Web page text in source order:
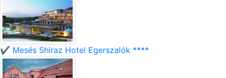
✔️ Mesés Shiraz Hotel Egerszalók ****